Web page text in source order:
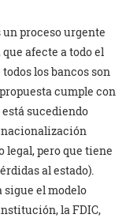
proceso urgente
afecte a todo el
los bancos son
cumple con
sucediendo
nacionalización
legal, pero que tiene
al estado).
el modelo
la FDIC,